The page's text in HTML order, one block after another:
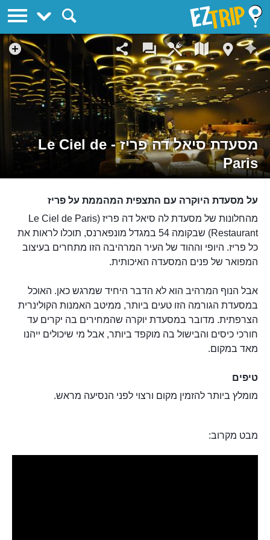
מסעדת סיאל דה פריז - Le Ciel de
Paris
על מסעדת היוקרה עם התצפית המהממת על פריז
מהחלונות של מסעדת לה סיאל דה פריז (Le Ciel de Paris
Restaurant) שבקומה 54 במגדל מונפארנס, תוכלו לראות את
כל פריז. היופי וההוד של העיר המרהיבה הזו מתחרים בעיצוב
המפואר של פנים המסעדה האיכותית.
אבל הנוף המרהיב הוא לא הדבר היחיד שמרגש כאן. האוכל
במסעדת הגורמה הזו טעים ביותר, ממיטב האמנות הקולינרית
הצרפתית. מדובר במסעדת יוקרה שהמחירים בה יקרים עד
חורכי כיסים והבישול בה מוקפד ביותר, אבל מי שיכולים ייהנו
מאד במקום.
טיפים
מומלץ ביותר להזמין מקום ורצוי לפני הנסיעה מראש.
מבט מקרוב:
EZTrip